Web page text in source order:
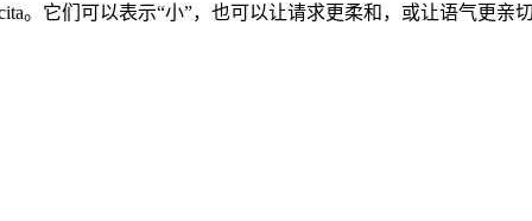
。它们可以表示“小”，也可以让请求更柔和，或让语气更亲切